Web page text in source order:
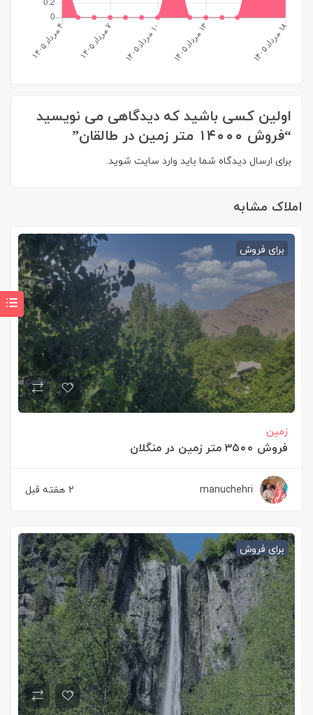
اولین کسی باشید که دیدگاهی می نویسید
“فروش ۱۴۰۰۰ متر زمین در طالقان”
برای ارسال دیدگاه شما باید وارد سایت شوید.
املاک مشابه
برای فروش
زمین
فروش ۳۵۰۰ متر زمین در منگلان
manuchehri 2 هفته قبل
برای فروش